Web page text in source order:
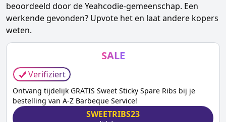
beoordeeld door de Yeahcodie-gemeenschap. Een
werkende gevonden? Upvote het en laat andere kopers
weten.
SALE
Verifiziert
Ontvang tijdelijk GRATIS Sweet Sticky Spare Ribs bij je
bestelling van A-Z Barbeque Service!
SWEETRIBS23